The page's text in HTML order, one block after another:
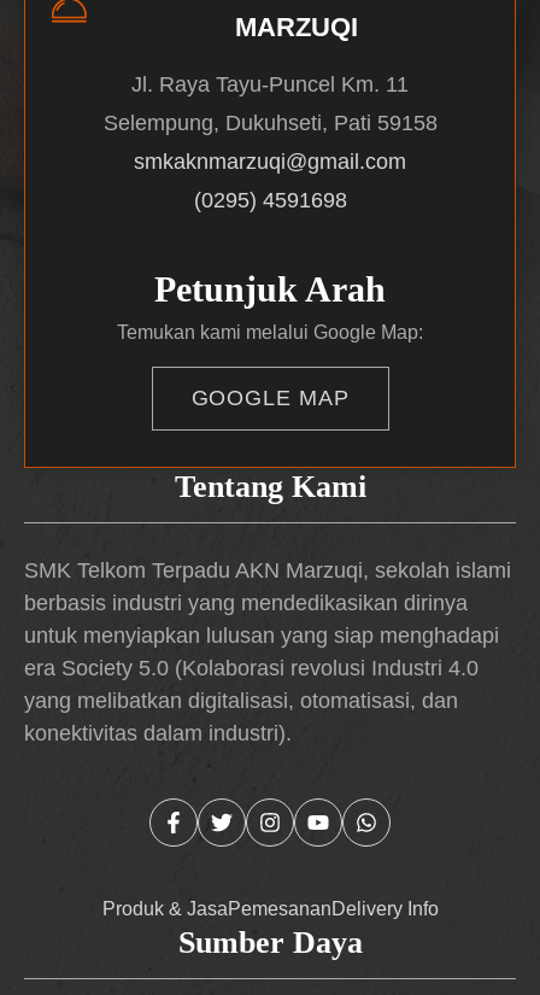
Tentang Kami
SMK Telkom Terpadu AKN Marzuqi, sekolah islami
berbasis industri yang mendedikasikan dirinya
untuk menyiapkan lulusan yang siap menghadapi
era Society 5.0 (Kolaborasi revolusi Industri 4.0
yang melibatkan digitalisasi, otomatisasi, dan
konektivitas dalam industri).
Produk & JasaPemesananDelivery Info
MARZUQI
Jl. Raya Tayu-Puncel Km. 11
Selempung, Dukuhseti, Pati 59158
smkaknmarzuqi@gmail.com
(0295) 4591698
Petunjuk Arah
Temukan kami melalui Google Map:
GOOGLE MAP
Sumber Daya